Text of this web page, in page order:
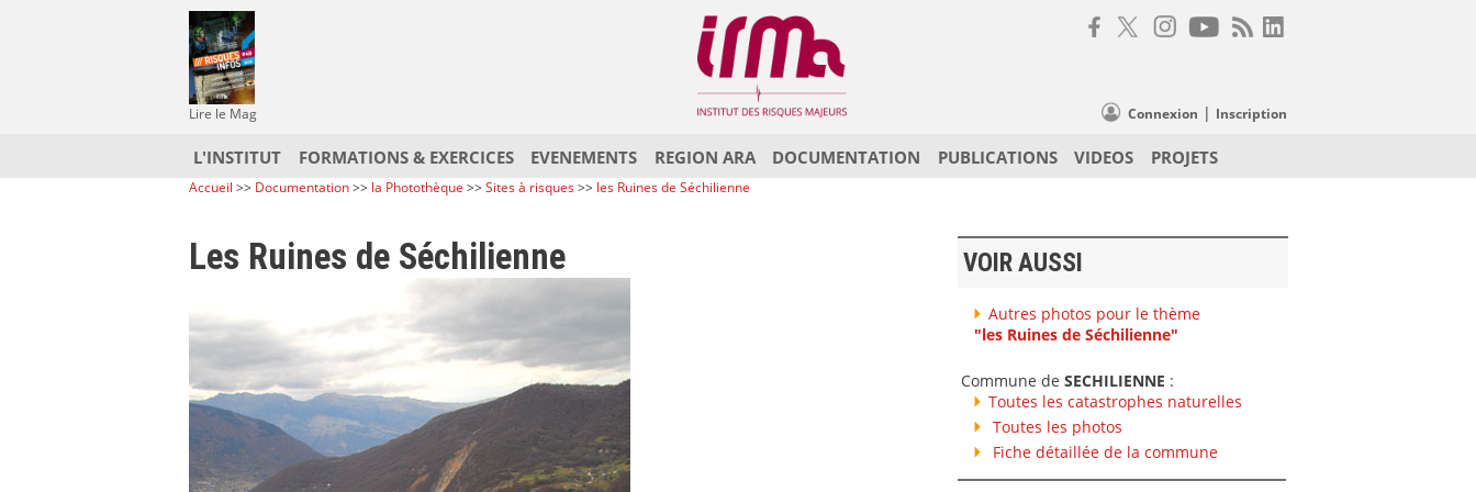
Lire le Mag Connexion | Inscription
L'INSTITUT FORMATIONS & EXERCICES EVENEMENTS REGION ARA DOCUMENTATION PUBLICATIONS VIDEOS PROJETS
Accueil >> Documentation>> la Photothèque >>Sites à risques>> les Ruines de Séchilienne
Les Ruines de Séchilienne VOIR AUSSI
Autres photos pour le thème
"les Ruines de Séchilienne"
Commune de SECHILIENNE :
Toutes les catastrophes naturelles
Toutes les photos
Fiche détaillée de la commune